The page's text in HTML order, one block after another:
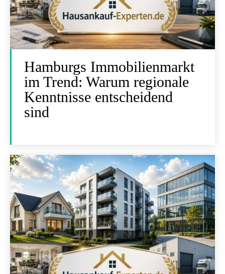
Hamburgs Immobilienmarkt
im Trend: Warum regionale
Kenntnisse entscheidend
sind